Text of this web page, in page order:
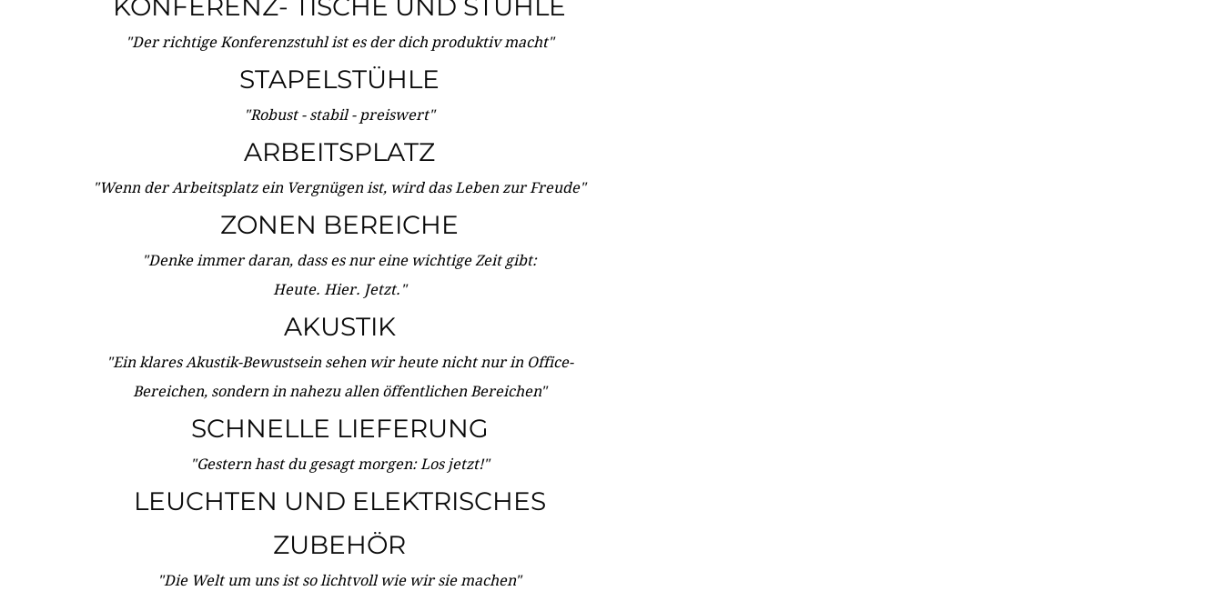
KONFERENZ- TISCHE UND STÜHLE
"Der richtige Konferenzstuhl ist es der dich produktiv macht"
STAPELSTÜHLE
"Robust - stabil - preiswert"
ARBEITSPLATZ
"Wenn der Arbeitsplatz ein Vergnügen ist, wird das Leben zur Freude"
ZONEN BEREICHE
"Denke immer daran, dass es nur eine wichtige Zeit gibt:
Heute. Hier. Jetzt."
AKUSTIK
"Ein klares Akustik-Bewustsein sehen wir heute nicht nur in Office-
Bereichen, sondern in nahezu allen öffentlichen Bereichen"
SCHNELLE LIEFERUNG
"Gestern hast du gesagt morgen: Los jetzt!"
LEUCHTEN UND ELEKTRISCHES
ZUBEHÖR
"Die Welt um uns ist so lichtvoll wie wir sie machen"